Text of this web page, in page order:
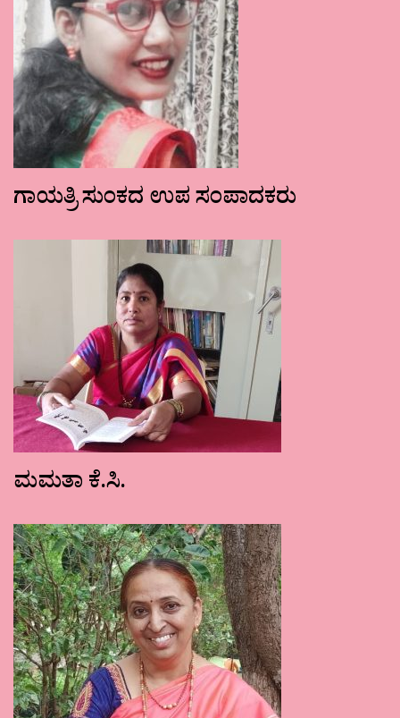
ಗಾಯತ್ರಿ ಸುಂಕದ ಉಪ ಸಂಪಾದಕರು
ಮಮತಾ ಕೆ.ಸಿ.